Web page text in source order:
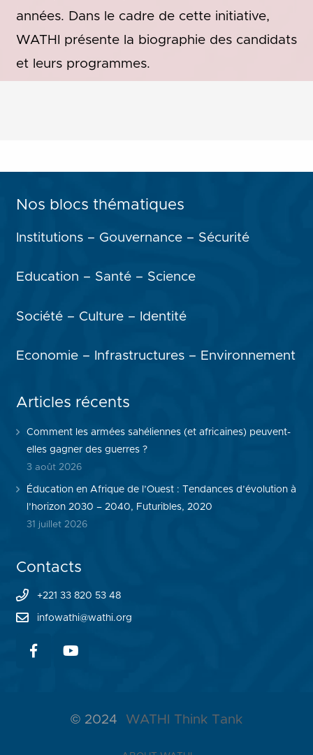
années. Dans le cadre de cette initiative,
WATHI présente la biographie des candidats
et leurs programmes.
Nos blocs thématiques
Institutions – Gouvernance – Sécurité
Education – Santé – Science
Société – Culture – Identité
Economie – Infrastructures – Environnement
Articles récents
Comment les armées sahéliennes (et africaines) peuvent-
elles gagner des guerres ?
3 août 2026
Éducation en Afrique de l’Ouest : Tendances d’évolution à
l’horizon 2030 – 2040, Futuribles, 2020
31 juillet 2026
Contacts
+221 33 820 53 48
infowathi@wathi.org
© 2024 WATHI Think Tank